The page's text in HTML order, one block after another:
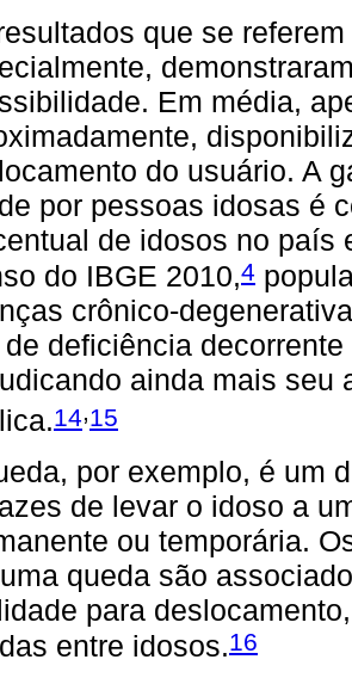
que se
Em média,
do usuário. A
por pessoas idosas é
de idosos no país
do IBGE 2010,4
crônico-
deficiência
ainda mais seu
14,15
por exemplo, é um
de levar o idoso a
ou temporária.
queda são
para
entre idosos.16